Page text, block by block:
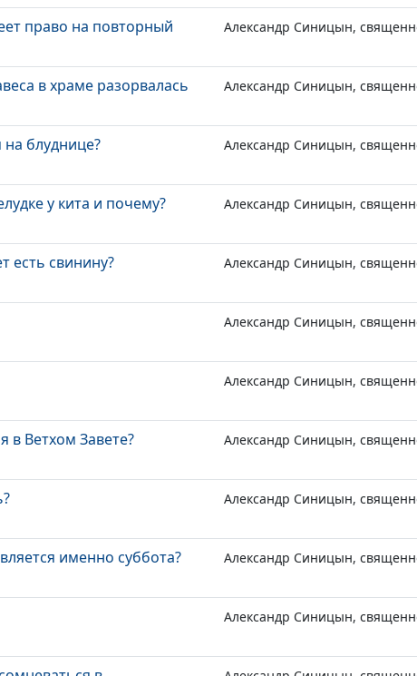
право на повторный
Александр Синицын,
в храме разорвалась
Александр Синицын,
блуднице? Александр Синицын,
у кита и почему? Александр Синицын,
есть свинину? Александр Синицын,
Александр Синицын,
Александр Синицын,
в Ветхом Завете? Александр Синицын,
Александр Синицын,
именно суббота? Александр Синицын,
Александр Синицын,